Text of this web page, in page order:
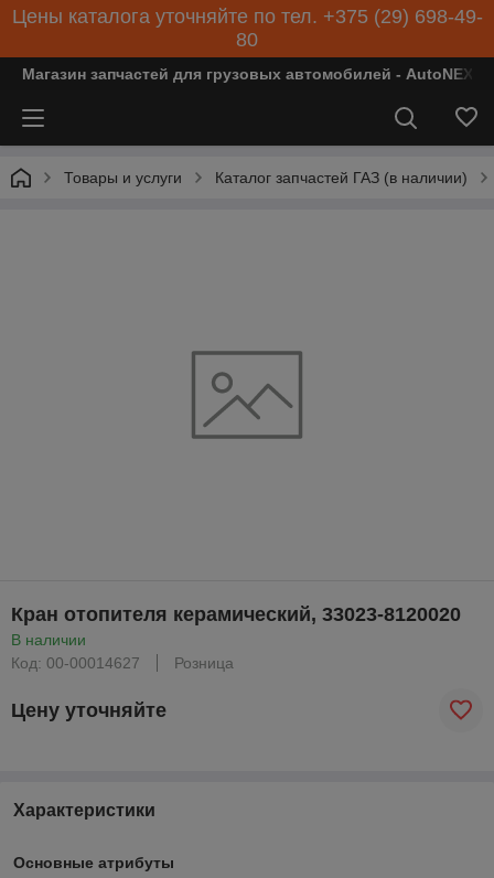
Цены каталога уточняйте по тел. +375 (29) 698-49-
80
Магазин запчастей для грузовых автомобилей - AutoNEXT
Товары и услуги Каталог запчастей ГАЗ (в наличии)
Кран отопителя керамический, 33023-8120020
В наличии
Код: 00-00014627
Розница
Цену уточняйте
Характеристики
Основные атрибуты